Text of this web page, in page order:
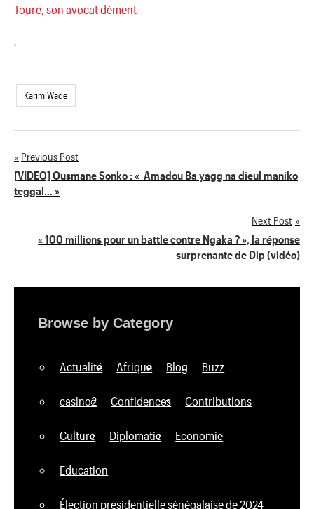
Touré, son avocat dément
'
Karim Wade
Navigation
de
Previous Post
[VIDEO] Ousmane Sonko : « Amadou Ba yagg na dieul maniko
teggal… »
Next Post
« 100 millions pour un battle contre Ngaka ? », la réponse
surprenante de Dip (vidéo)
Browse by Category
Actualité Afrique Blog Buzz
casino2 Confidences Contributions
Culture Diplomatie Economie
Education
Élection présidentielle sénégalaise de 2024